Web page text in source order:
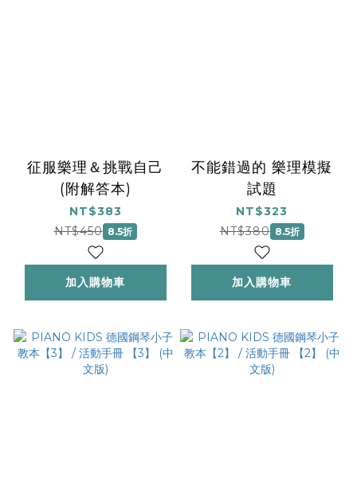
征服樂理＆挑戰自己
(附解答本)
NT$383
NT$450 8.5折
加入購物車
不能錯過的 樂理模擬
試題
NT$323
NT$380 8.5折
加入購物車